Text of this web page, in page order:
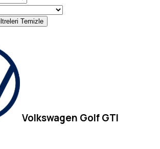
Temizle
Volkswagen Golf GTI